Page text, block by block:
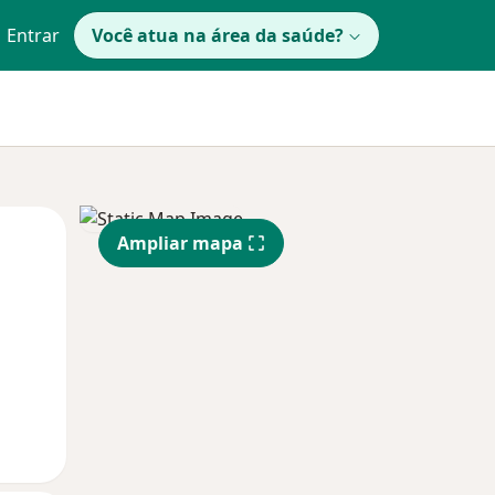
Entrar Você atua na área da saúde?
Segunda-feira Ter,
11 Ago
Qua
12 Ago
Ampliar mapa